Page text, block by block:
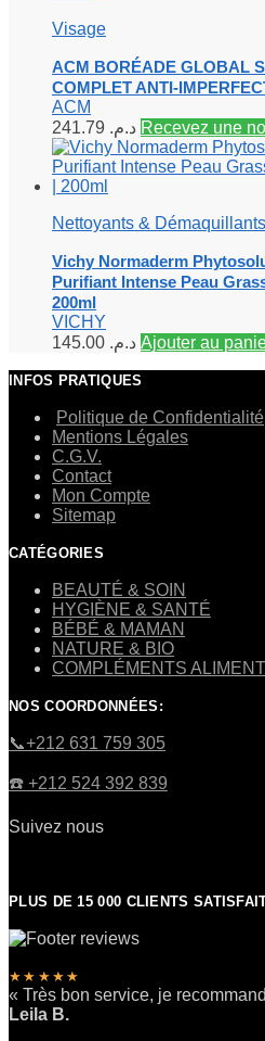
Visage
ACM BORÉADE GLOBAL
COMPLET ANTI-
ACM
د.م. Recevez une
Nettoyants & Démaquillants
Vichy Normaderm
Purifiant Intense Peau
200ml
VICHY
د.م. Ajouter au
INFOS PRATIQUES
Politique de Confidentialité
Mentions Légales
C.G.V.
Contact
Mon Compte
Sitemap
CATÉGORIES
BEAUTÉ & SOIN
HYGIÈNE & SANTÉ
BÉBÉ & MAMAN
NATURE & BIO
COMPLÉMENTS
NOS COORDONNÉES:
​📞+212 631 759 305
☎️​ +212 524 392 839
Suivez nous
PLUS DE 15 000 CLIENTS
★★★★★
« Très bon service, je
Leila B.